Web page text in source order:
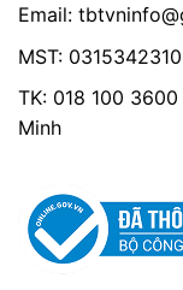
Email:
MST: 0315342310
TK: 018 100
Minh